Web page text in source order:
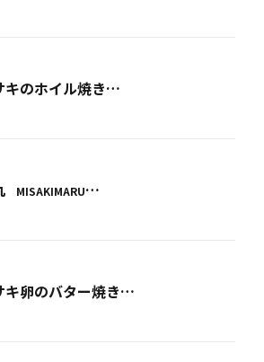
キのホイル焼き…
MISAKIMARU…
キ卵のバター焼き…